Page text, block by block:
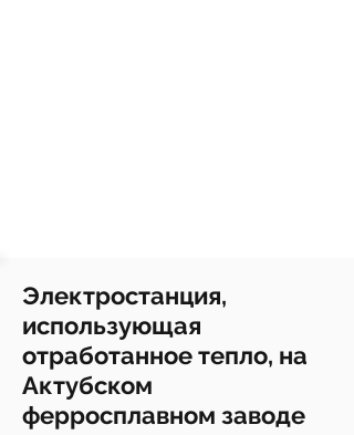
Электростанция,
использующая
отработанное тепло, на
Актубском
ферросплавном заводе